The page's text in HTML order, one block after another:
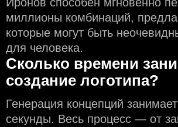
миллионы комбинаций,
которые могут быть
для человека.
Сколько времени
создание логотипа?
Генерация концепций
секунды. Весь процесс — от